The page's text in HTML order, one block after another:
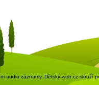
audio záznamy. Dětský-web.cz slouží